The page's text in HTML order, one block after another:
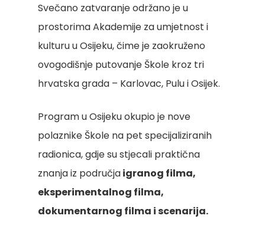
Svečano zatvaranje održano je u
prostorima Akademije za umjetnost i
kulturu u Osijeku, čime je zaokruženo
ovogodišnje putovanje Škole kroz tri
hrvatska grada – Karlovac, Pulu i Osijek.
Program u Osijeku okupio je nove
polaznike Škole na pet specijaliziranih
radionica, gdje su stjecali praktična
znanja iz područjaigranog filma,
eksperimentalnog filma,
dokumentarnog filma i scenarija.